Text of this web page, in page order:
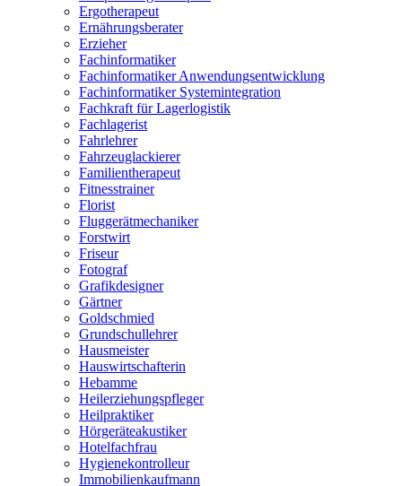
Ergotherapeut
Ernährungsberater
Erzieher
Fachinformatiker
Fachinformatiker Anwendungsentwicklung
Fachinformatiker Systemintegration
Fachkraft für Lagerlogistik
Fachlagerist
Fahrlehrer
Fahrzeuglackierer
Familientherapeut
Fitnesstrainer
Florist
Fluggerätmechaniker
Forstwirt
Friseur
Fotograf
Grafikdesigner
Gärtner
Goldschmied
Grundschullehrer
Hausmeister
Hauswirtschafterin
Hebamme
Heilerziehungspfleger
Heilpraktiker
Hörgeräteakustiker
Hotelfachfrau
Hygienekontrolleur
Immobilienkaufmann